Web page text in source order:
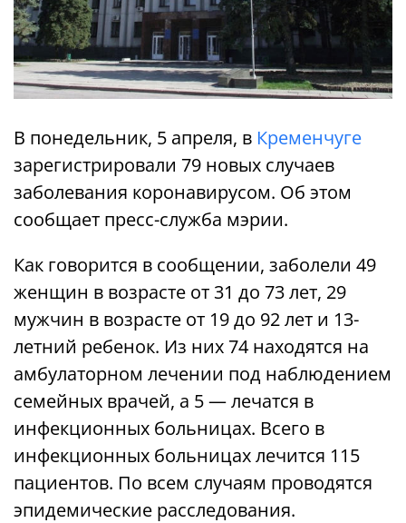
В понедельник, 5 апреля, в Кременчуге
зарегистрировали 79 новых случаев
заболевания коронавирусом. Об этом
сообщает пресс-служба мэрии.
Как говорится в сообщении, заболели 49
женщин в возрасте от 31 до 73 лет, 29
мужчин в возрасте от 19 до 92 лет и 13-
летний ребенок. Из них 74 находятся на
амбулаторном лечении под наблюдением
семейных врачей, а 5 — лечатся в
инфекционных больницах. Всего в
инфекционных больницах лечится 115
пациентов. По всем случаям проводятся
эпидемические расследования.